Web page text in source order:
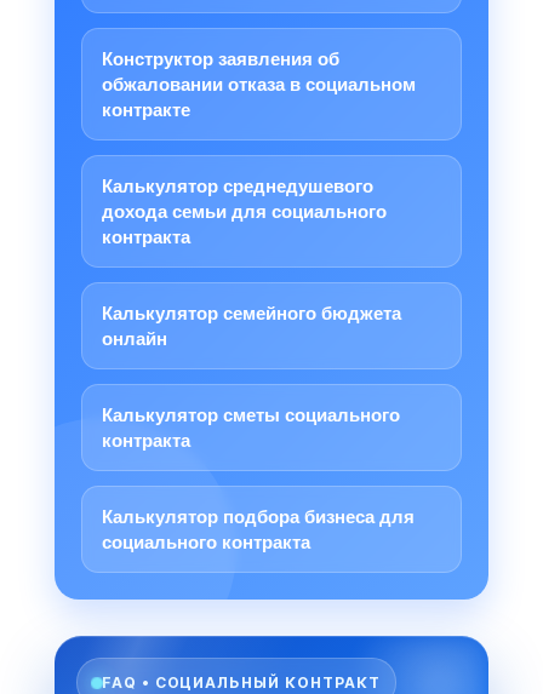
Конструктор заявления об
обжаловании отказа в социальном
контракте
Калькулятор среднедушевого
дохода семьи для социального
контракта
Калькулятор семейного бюджета
онлайн
Калькулятор сметы социального
контракта
Калькулятор подбора бизнеса для
социального контракта
FAQ • СОЦИАЛЬНЫЙ КОНТРАКТ